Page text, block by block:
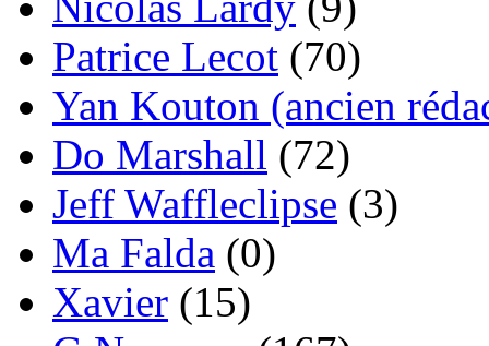
Patrice Lecot (70)
Yan Kouton (ancien
Do Marshall (72)
Jeff Waffleclipse (3)
Ma Falda (0)
Xavier (15)